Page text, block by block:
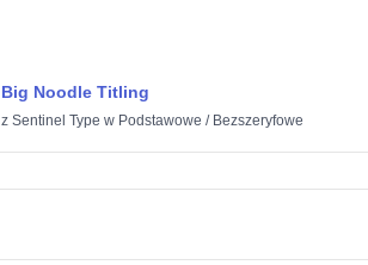
Big Noodle Titling
z Sentinel Type w Podstawowe / Bezszeryfowe